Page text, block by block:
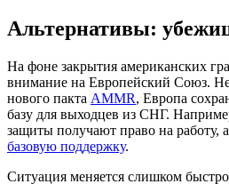
Альтернативы:
На фоне закрытия американских
внимание на Европейский Союз.
нового пакта AMMR, Европа
базу для выходцев из СНГ.
защиты получают право на работу, а
базовую поддержку.
Ситуация меняется слишком